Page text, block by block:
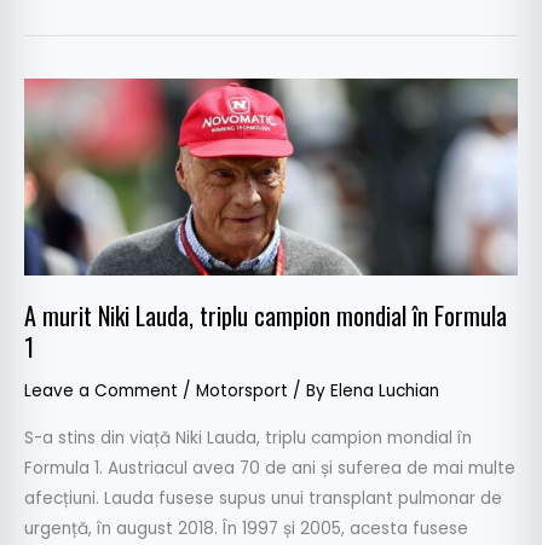
A murit Niki Lauda, triplu campion mondial în Formula
1
Leave a Comment / Motorsport / By Elena Luchian
S-a stins din viață Niki Lauda, triplu campion mondial în
Formula 1. Austriacul avea 70 de ani și suferea de mai multe
afecțiuni. Lauda fusese supus unui transplant pulmonar de
urgență, în august 2018. În 1997 și 2005, acesta fusese
A
murit
Niki
Lauda,
triplu
campion
mondial
în
Formula